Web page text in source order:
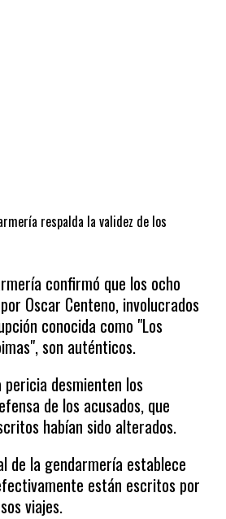
respalda la validez de los
confirmó que los ocho
Oscar Centeno, involucrados
conocida como "Los
son auténticos.
desmienten los
de los acusados, que
habían sido alterados.
de la gendarmería establece
están escritos por
viajes.